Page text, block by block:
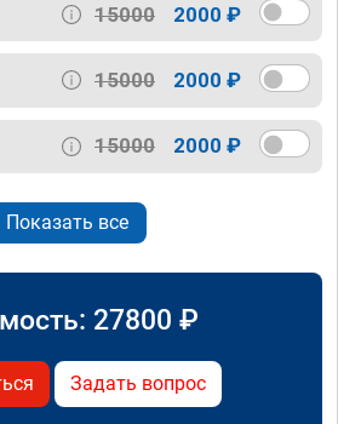
15000 2000 ₽
15000 2000 ₽
15000 2000 ₽
Показать все
27800 ₽
Задать вопрос